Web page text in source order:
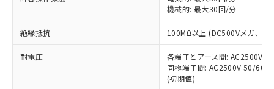
機械的: 最大30回/分
絶縁抵抗 100MΩ以上 (DC500Vメガ、点
耐電圧
各端子とアース間: AC2500V
同極端子間: AC2500V 50/
(初期値)
ことをご了承ください。
在庫状況および標準価格照会結果は、
記載している更新日時点での社内デー
タに基づき作成されるものであり、閲
覧された時点での実際の在庫および標
準価格とは異なる場合があることをご
いたものが、含有品と判明した場合などや
むを得ず変更することがあります。
六価クロム(Cr(Ⅵ)) 1000ppm以下、ポリ臭化ビフェニル
類(PBB) 1000ppm以下、ポリ臭化ジフェニルエーテル類
「－」：未確認です。当社販売部門へお問
*中国RoHS10物質の基準値 (GB/T26572)：
Pb(鉛) :1000ppm、 Hg(水銀) : 1000ppm、 Cd(カドミウ
Cr(Ⅵ)(六価クロム) : 1000ppm、 PBBs(ポリ臭化ビフェ
当社は、これら貴社製品のうち、外国
為替および外国貿易法に定める商品
（以下｢規制貨物等」という）を輸出
または国外への提供する場合は、日本
国政府の輸出許可(または役務取引許
可)を取得するなどの必要な手続きを